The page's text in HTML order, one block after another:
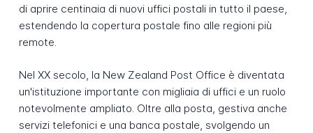
di aprire centinaia di nuovi uffici postali in tutto il paese,
estendendo la copertura postale fino alle regioni più
remote.
Nel XX secolo, la New Zealand Post Office è diventata
un'istituzione importante con migliaia di uffici e un ruolo
notevolmente ampliato. Oltre alla posta, gestiva anche
servizi telefonici e una banca postale, svolgendo un